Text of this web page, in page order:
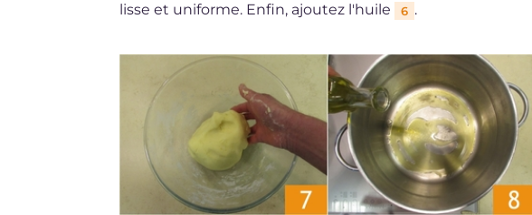
lisse et uniforme. Enfin, ajoutez l'huile
6 .